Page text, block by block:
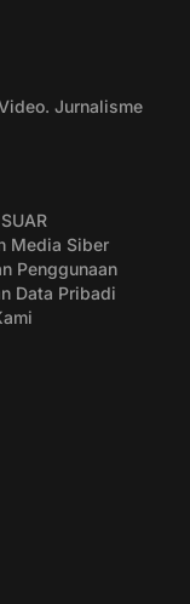
Jurnalisme
Media Siber
Penggunaan
Data Pribadi